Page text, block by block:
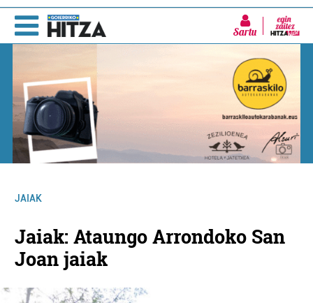
Sartu
JAIAK
Jaiak: Ataungo Arrondoko San
Joan jaiak